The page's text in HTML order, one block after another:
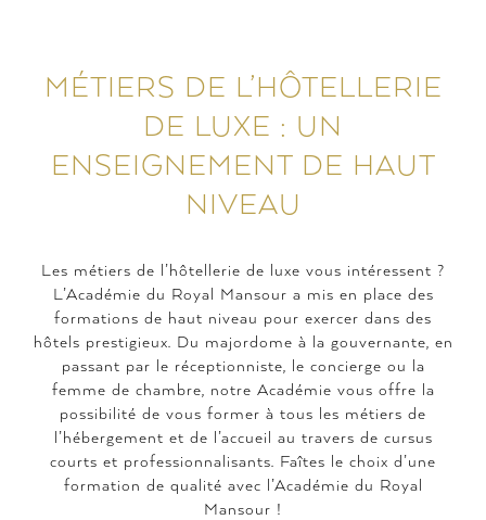
MÉTIERS DE L’HÔTELLERIE
DE LUXE : UN
ENSEIGNEMENT DE HAUT
NIVEAU
Les métiers de l’hôtellerie de luxe vous intéressent ?
L’Académie du Royal Mansour a mis en place des
formations de haut niveau pour exercer dans des
hôtels prestigieux. Du majordome à la gouvernante, en
passant par le réceptionniste, le concierge ou la
femme de chambre, notre Académie vous offre la
possibilité de vous former à tous les métiers de
l’hébergement et de l’accueil au travers de cursus
courts et professionnalisants. Faîtes le choix d’une
formation de qualité avec l’Académie du Royal
Mansour !